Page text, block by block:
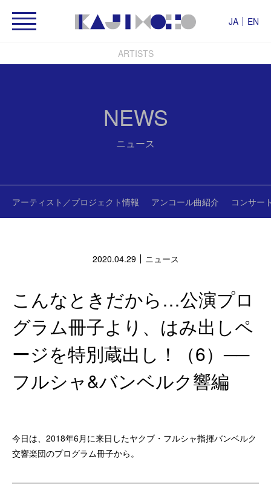
JA EN
ARTISTS
NEWS
ニュース
アーティスト／プロジェクト情報 アンコール曲紹介 コンサー
2020.04.29 ニュース
こんなときだから…公演プロ
グラム冊子より、はみ出しペ
ージを特別蔵出し！（6）──
フルシャ&バンベルク響編
今日は、2018年6月に来日したヤクブ・フルシャ指揮バンベルク
交響楽団のプログラム冊子から。